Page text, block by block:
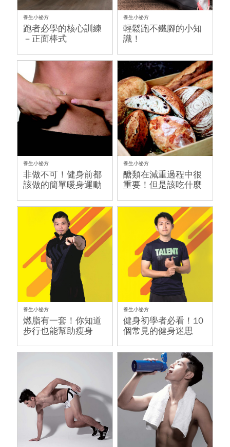
養生小祕方
跑者必學的核心訓練
－正面棒式
養生小祕方
輕鬆跑不鐵腳的小知
識！
養生小祕方
非做不可！健身前都
該做的簡單暖身運動
養生小祕方
醣類在減重過程中很
重要！但是該吃什麼
養生小祕方
燃脂有一套！你知道
步行也能幫助瘦身
養生小祕方
健身初學者必看！10
個常見的健身迷思